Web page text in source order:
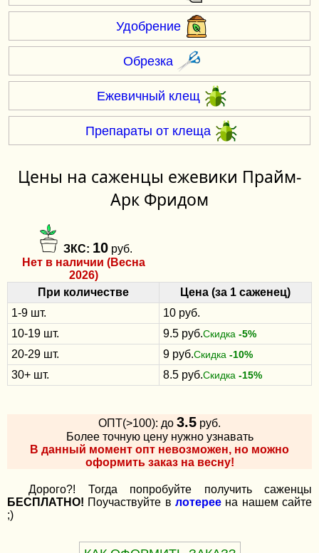
Удобрение
Обрезка
Ежевичный клещ
Препараты от клеща
Цены на саженцы ежевики Прайм-
Арк Фридом
ЗКС: 10 руб.
Нет в наличии (Весна
2026)
При количестве
Цена (за 1 саженец)
1-9 шт.
10 руб.
10-19 шт.
9.5 руб.Скидка -5%
20-29 шт. 9 руб.Скидка -10%
30+ шт. 8.5 руб.Скидка -15%
ОПТ(>100): до 3.5 руб.
Более точную цену нужно узнавать
В данный момент опт невозможен, но можно
оформить заказ на весну!
Дорого?! Тогда попробуйте получить саженцы
БЕСПЛАТНО! Поучаствуйте в лотерее на нашем сайте
;)